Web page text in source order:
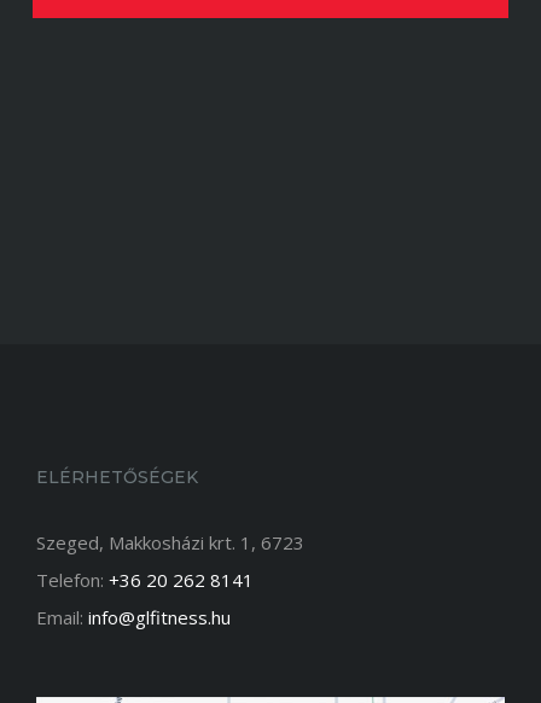
ELÉRHETŐSÉGEK
Szeged, Makkosházi krt. 1, 6723
Telefon: +36 20 262 8141
Email: info@glfitness.hu